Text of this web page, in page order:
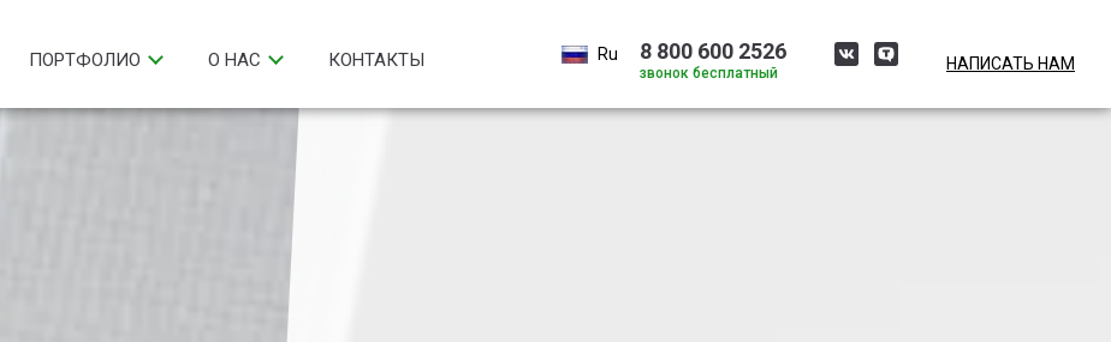
ПОРТФОЛИО О НАС КОНТАКТЫ
Ru
8 800 600 2526
звонок бесплатный НАПИСАТЬ НАМ